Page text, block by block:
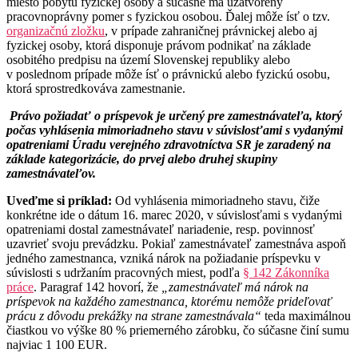
pracovnoprávny pomer s fyzickou osobou. Ďalej môže ísť o tzv.
organizačnú zložku, v prípade zahraničnej právnickej alebo aj
fyzickej osoby, ktorá disponuje právom podnikať na základe
osobitého predpisu na území Slovenskej republiky alebo
v poslednom prípade môže ísť o právnickú alebo fyzickú osobu,
ktorá sprostredkováva zamestnanie.
Právo požiadať o príspevok je určený pre zamestnávateľa, ktorý
počas vyhlásenia mimoriadneho stavu v súvislosťami s vydanými
opatreniami Úradu verejného zdravotníctva SR je zaradený na
základe kategorizácie, do prvej alebo druhej skupiny
zamestnávateľov.
Uveďme si príklad: Od vyhlásenia mimoriadneho stavu, čiže
konkrétne ide o dátum 16. marec 2020, v súvislosťami s vydanými
opatreniami dostal zamestnávateľ nariadenie, resp. povinnosť
uzavrieť svoju prevádzku. Pokiaľ zamestnávateľ zamestnáva aspoň
jedného zamestnanca, vzniká nárok na požiadanie príspevku v
súvislosti s udržaním pracovných miest, podľa § 142 Zákonníka
práce. Paragraf 142 hovorí, že
„zamestnávateľ má nárok na
príspevok na každého zamestnanca, ktorému nemôže prideľovať
prácu z dôvodu prekážky na strane zamestnávala“ teda maximálnou
čiastkou vo výške 80 % priemerného zárobku, čo súčasne činí sumu
najviac 1 100 EUR.